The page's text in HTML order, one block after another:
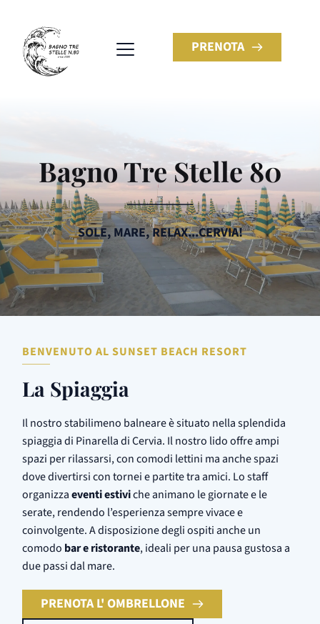
PRENOTA
Bagno Tre Stelle 80
SOLE, MARE, RELAX...CERVIA!
BENVENUTO AL SUNSET BEACH RESORT
La Spiaggia
Il nostro stabilimeno balneare è situato nella splendida
spiaggia di Pinarella di Cervia. Il nostro lido offre ampi
spazi per rilassarsi, con comodi lettini ma anche spazi
dove divertirsi con tornei e partite tra amici. Lo staff
organizzaeventi estiviche animano le giornate e le
serate, rendendo l’esperienza sempre vivace e
coinvolgente. A disposizione degli ospiti anche un
comodo bar e ristorante, ideali per una pausa gustosa a
due passi dal mare.
PRENOTA L' OMBRELLONE